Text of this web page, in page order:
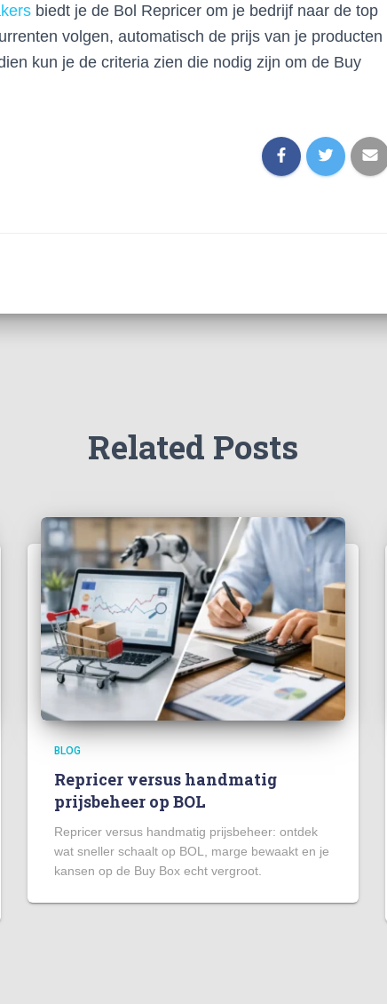
biedt je de Bol Repricer om je bedrijf naar de top
volgen, automatisch de prijs van je producten
kun je de criteria zien die nodig zijn om de Buy
Related Posts
BLOG
Repricer versus handmatig
prijsbeheer op BOL
Repricer versus handmatig prijsbeheer: ontdek
wat sneller schaalt op BOL, marge bewaakt en je
kansen op de Buy Box echt vergroot.